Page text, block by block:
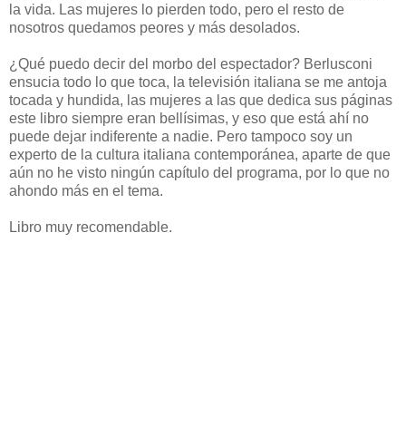
la vida. Las mujeres lo pierden todo, pero el resto de
nosotros quedamos peores y más desolados.
¿Qué puedo decir del morbo del espectador? Berlusconi
ensucia todo lo que toca, la televisión italiana se me antoja
tocada y hundida, las mujeres a las que dedica sus páginas
este libro siempre eran bellísimas, y eso que está ahí no
puede dejar indiferente a nadie. Pero tampoco soy un
experto de la cultura italiana contemporánea, aparte de que
aún no he visto ningún capítulo del programa, por lo que no
ahondo más en el tema.
Libro muy recomendable.